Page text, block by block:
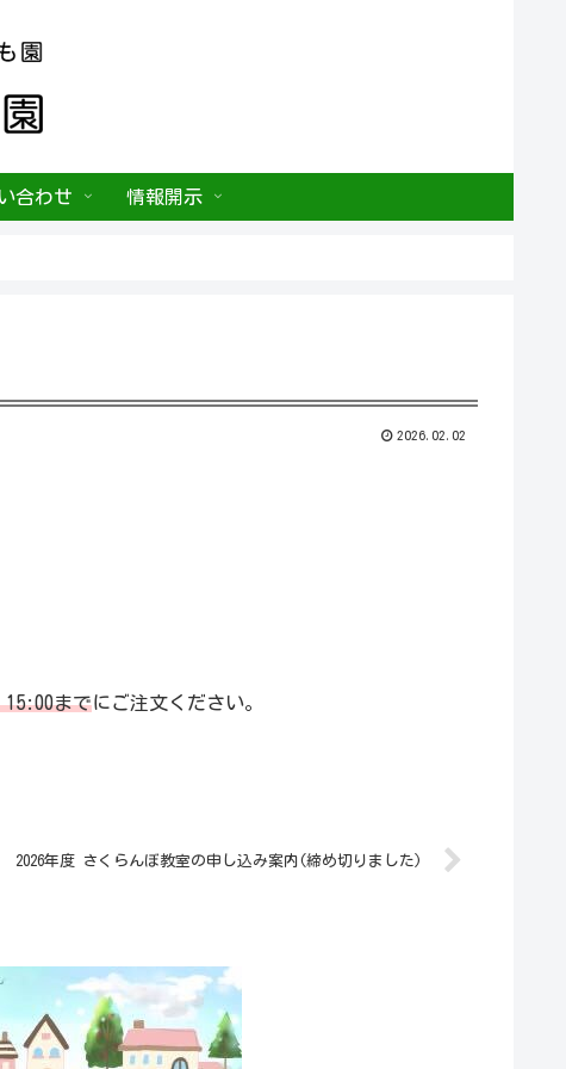
合わせ 情報開示
2026.02.02
までにご注文ください。
2026年度 さくらんぼ教室の申し込み案内(締め切りました)